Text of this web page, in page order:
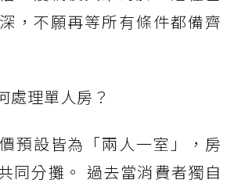
，不願再等所有條件都備齊
處理單人房？
預設皆為「兩人一室」，房
同分攤。 過去當消費者獨自